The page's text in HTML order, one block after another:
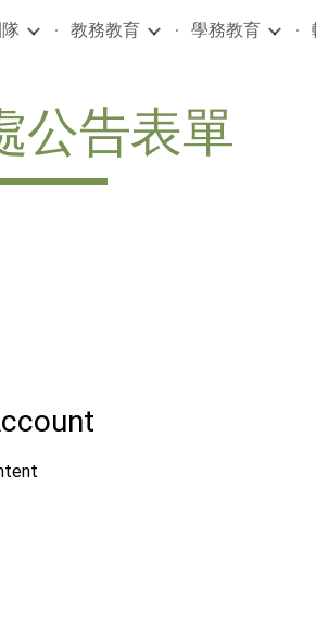
Skip to navigation
教務教育 學務教育
公告表單